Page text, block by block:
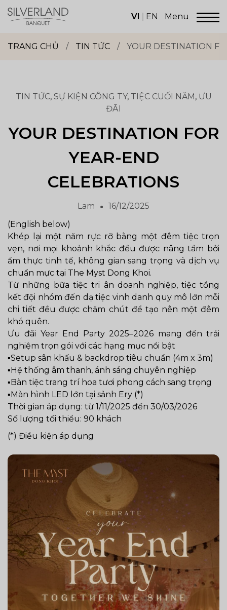
content
vụ
Group
VI EN Menu
TRANG CHỦ / TIN TỨC / YOUR DESTINATION
TIN TỨC, SỰ KIỆN CÔNG TY, TIỆC CUỐI NĂM , ƯU
ĐÃI
YOUR DESTINATION FOR
YEAR-END
CELEBRATIONS
Lam
16/12/2025
(English below)
Khép lại một năm rực rỡ bằng một đêm tiệc trọn
vẹn, nơi mọi khoảnh khắc đều được nâng tầm bởi
ẩm thực tinh tế, không gian sang trọng và dịch vụ
chuẩn mực tại The Myst Dong Khoi.
Từ những bữa tiệc tri ân doanh nghiệp, tiệc tổng
kết đội nhóm đến dạ tiệc vinh danh quy mô lớn mỗi
chi tiết đều được chăm chút để tạo nên một đêm
khó quên.
Ưu đãi Year End Party 2025–2026 mang đến trải
nghiệm trọn gói với các hạng mục nổi bật
▪️Setup sân khấu & backdrop tiêu chuẩn (4m x 3m)
▪️Hệ thống âm thanh, ánh sáng chuyên nghiệp
▪️Bàn tiệc trang trí hoa tươi phong cách sang trọng
▪️Màn hình LED lớn tại sảnh Ery (*)
Thời gian áp dụng: từ 1/11/2025 đến 30/03/2026
Số lượng tối thiểu: 90 khách
(*) Điều kiện áp dụng